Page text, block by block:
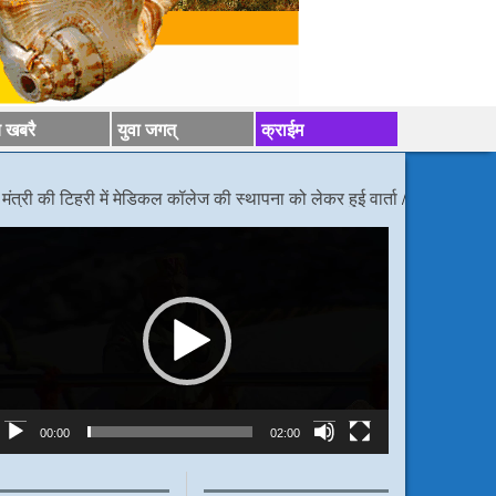
खबरै युवा जगत् क्राईम
में मेडिकल कॉलेज की स्थापना को लेकर हुई वार्ता/*/डीएम निर्देश, बोले
00:00 02:00